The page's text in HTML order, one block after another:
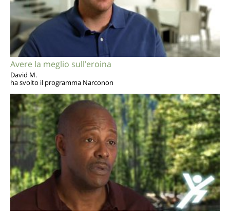
Avere la meglio sull’eroina
David M.
ha svolto il programma Narconon